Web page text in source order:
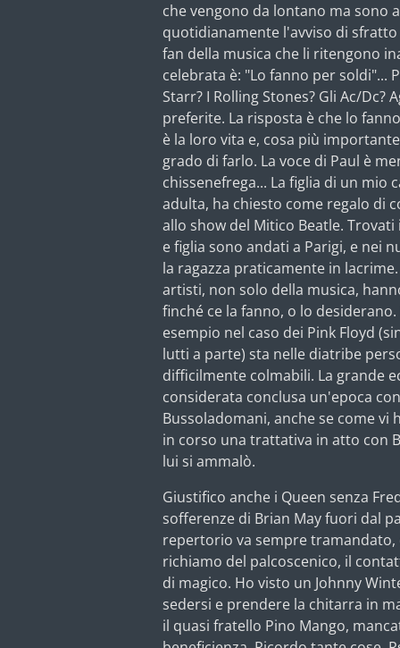
che vengono da lontano ma sono
quotidianamente l'avviso di
fan della musica che li ritengono
celebrata è: "Lo fanno per soldi"...
Starr? I Rolling Stones? Gli Ac/Dc?
preferite. La risposta è che lo
è la loro vita e, cosa più
grado di farlo. La voce di Paul è
chissenefrega... La figlia di un
adulta, ha chiesto come regalo di
allo show del Mitico Beatle.
e figlia sono andati a Parigi, e nei
la ragazza praticamente in
artisti, non solo della musica,
finché ce la fanno, o lo
esempio nel caso dei Pink Floyd
lutti a parte) sta nelle diatribe
difficilmente colmabili. La grande
considerata conclusa un'epoca
Bussoladomani, anche se come
in corso una trattativa in atto con
lui si ammalò.
Giustifico anche i Queen senza
sofferenze di Brian May fuori dal
repertorio va sempre tramandato,
richiamo del palcoscenico, il
di magico. Ho visto un Johnny
sedersi e prendere la chitarra in
il quasi fratello Pino Mango,